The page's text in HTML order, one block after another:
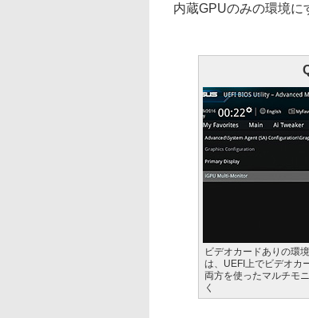
内蔵GPUのみの環境に
ビデオカードありの環
は、UEFI上でビデオカ
両方を使ったマルチモ
く